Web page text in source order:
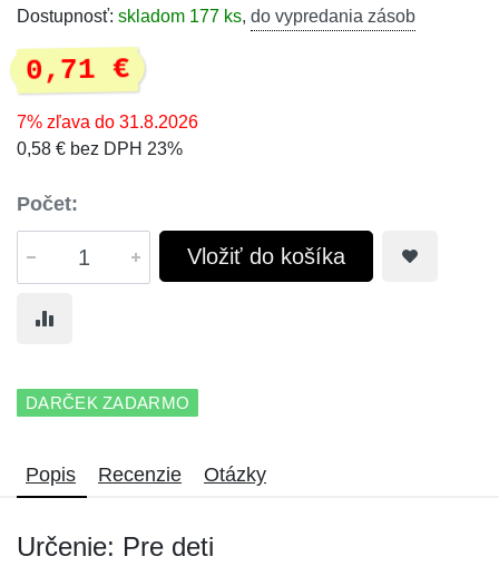
Dostupnosť: skladom 177 ks, do vypredania zásob
0,71 €
7% zľava do 31.8.2026
0,58 € bez DPH 23%
Počet:
Vložiť do košíka
DARČEK ZADARMO
Popis Recenzie Otázky
Určenie: Pre deti